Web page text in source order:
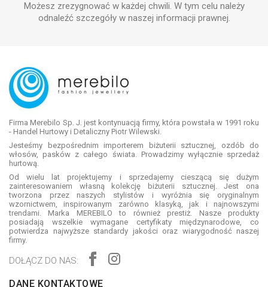
Możesz zrezygnować w każdej chwili. W tym celu należy
odnaleźć szczegóły w naszej informacji prawnej.
Firma Merebilo Sp. J. jest kontynuacją firmy, która powstała w 1991 roku
- Handel Hurtowy i Detaliczny Piotr Wilewski.
Jesteśmy bezpośrednim importerem biżuterii sztucznej, ozdób do
włosów, pasków z całego świata. Prowadzimy wyłącznie sprzedaż
hurtową.
Od wielu lat projektujemy i sprzedajemy cieszącą się dużym
zainteresowaniem własną kolekcję biżuterii sztucznej. Jest ona
tworzona przez naszych stylistów i wyróżnia się oryginalnym
wzornictwem, inspirowanym zarówno klasyką, jak i najnowszymi
trendami. Marka MEREBILO to również prestiż. Nasze produkty
posiadają wszelkie wymagane certyfikaty międzynarodowe, co
potwierdza najwyższe standardy jakości oraz wiarygodność naszej
firmy.
DOŁĄCZ DO NAS:
DANE KONTAKTOWE